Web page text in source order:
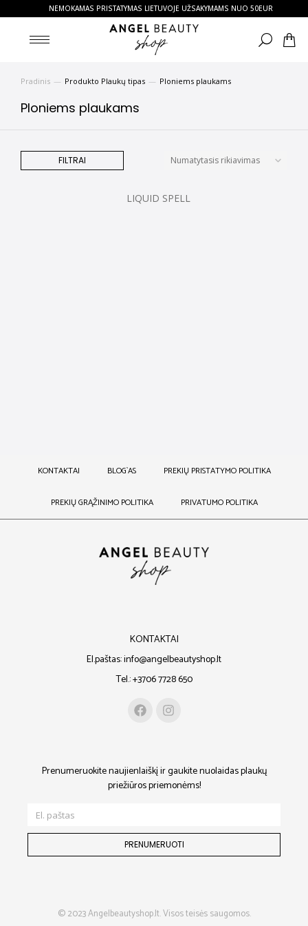
NEMOKAMAS PRISTATYMAS LIETUVOJE UŽSAKYMAMS NUO 50EUR
You are here:
Pradinis Produkto Plaukų tipas Ploniems plaukams
Ploniems plaukams
FILTRAI
LIQUID SPELL
KONTAKTAI BLOG`AS PREKIŲ PRISTATYMO POLITIKA
PREKIŲ GRĄŽINIMO POLITIKA PRIVATUMO POLITIKA
KONTAKTAI
El.paštas: info@angelbeautyshop.lt
Tel.: +3706 7728 650
Prenumeruokite naujienlaiškį ir gaukite nuolaidas plaukų
priežiūros priemonėms!
PRENUMERUOTI
© 2023 Angelbeautyshop.lt. Visos teisės saugomos.